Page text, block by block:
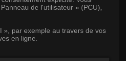
de l'utilisateur » (PCU),
», par exemple au travers de vos
en ligne.